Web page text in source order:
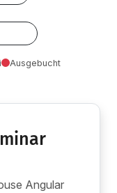
Ausgebucht
Angular